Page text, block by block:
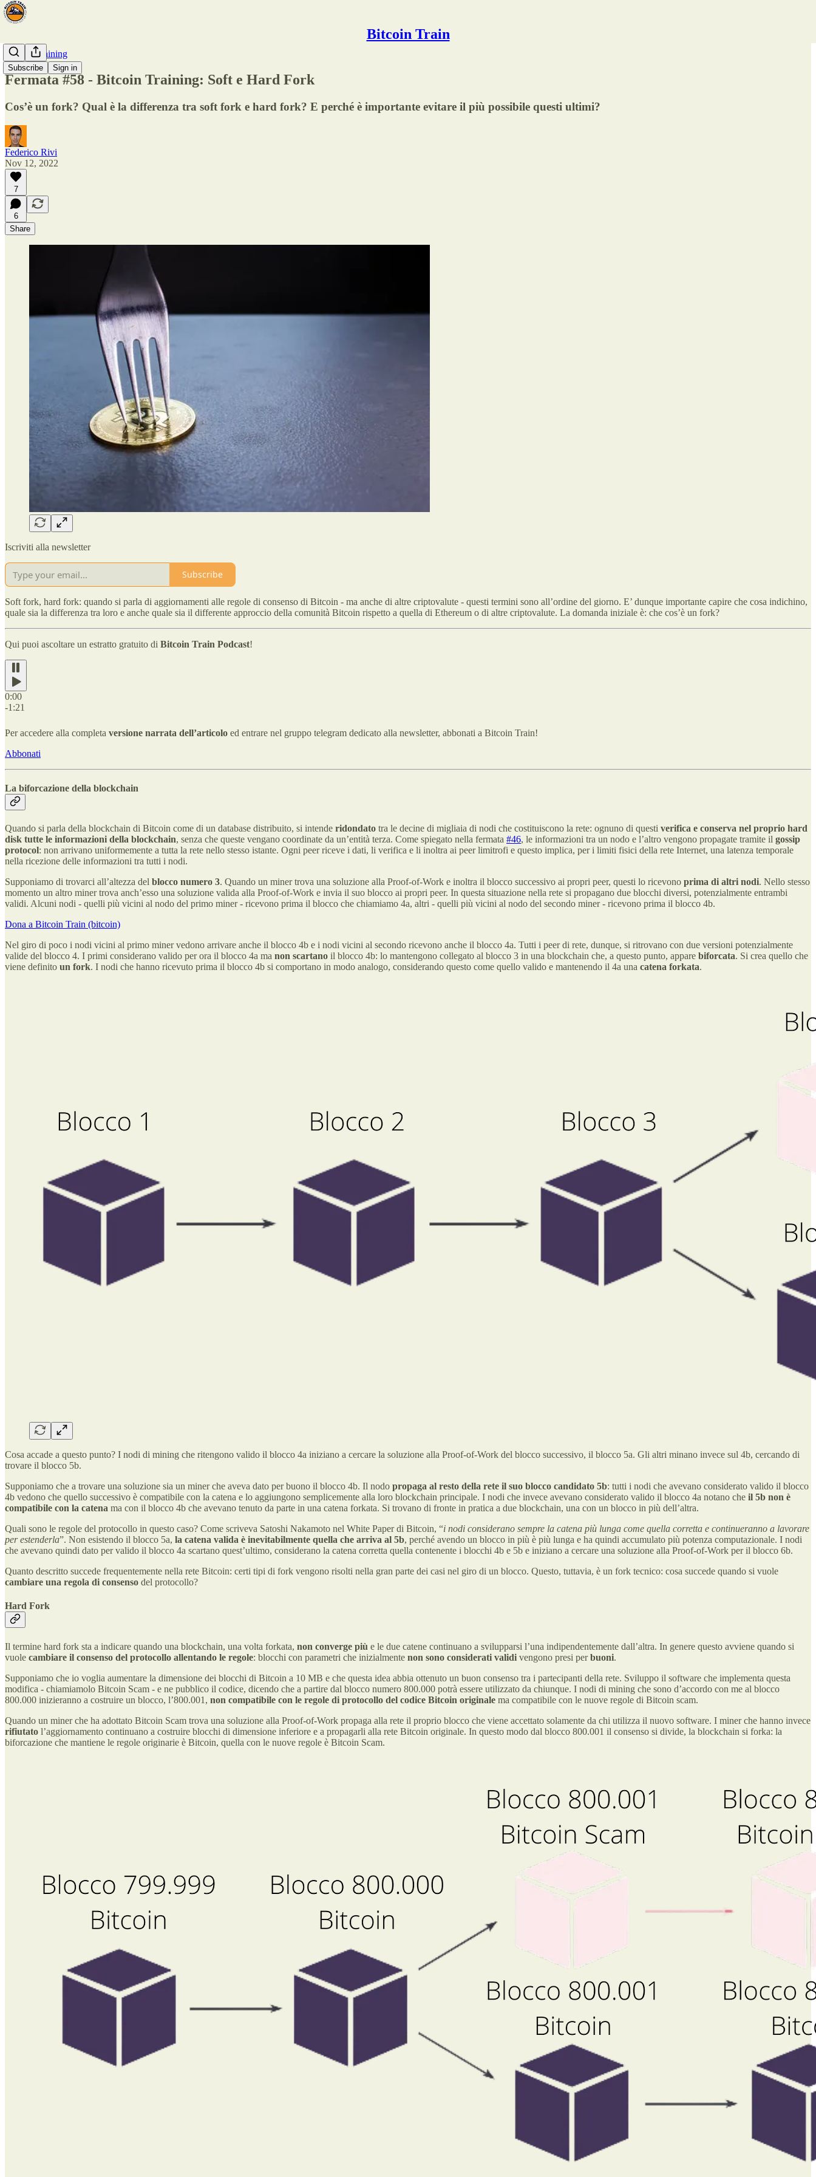
Bitcoin Train
Subscribe Sign in
Bitcoin Training
Fermata #58 - Bitcoin Training: Soft e Hard Fork
Cos’è un fork? Qual è la differenza tra soft fork e hard fork? E perché è importante evitare il più possibile questi ultimi?
Federico Rivi
Nov 12, 2022
7
6
Share
Iscriviti alla newsletter
Subscribe
Soft fork, hard fork: quando si parla di aggiornamenti alle regole di consenso di Bitcoin - ma anche di altre criptovalute - questi termini sono all’ordine del giorno. E’ dunque importante capire che cosa indichino,
quale sia la differenza tra loro e anche quale sia il differente approccio della comunità Bitcoin rispetto a quella di Ethereum o di altre criptovalute. La domanda iniziale è: che cos’è un fork?
Qui puoi ascoltare un estratto gratuito di Bitcoin Train Podcast!
0:00
-1:21
Per accedere alla completa versione narrata dell’articolo ed entrare nel gruppo telegram dedicato alla newsletter, abbonati a Bitcoin Train!
Abbonati
La biforcazione della blockchain
Quando si parla della blockchain di Bitcoin come di un database distribuito, si intende ridondato tra le decine di migliaia di nodi che costituiscono la rete: ognuno di questi verifica e conserva nel proprio hard
disk tutte le informazioni della blockchain, senza che queste vengano coordinate da un’entità terza. Come spiegato nella fermata #46, le informazioni tra un nodo e l’altro vengono propagate tramite il gossip
protocol: non arrivano uniformemente a tutta la rete nello stesso istante. Ogni peer riceve i dati, li verifica e li inoltra ai peer limitrofi e questo implica, per i limiti fisici della rete Internet, una latenza temporale
nella ricezione delle informazioni tra tutti i nodi.
Supponiamo di trovarci all’altezza del blocco numero 3. Quando un miner trova una soluzione alla Proof-of-Work e inoltra il blocco successivo ai propri peer, questi lo ricevono prima di altri nodi. Nello stesso
momento un altro miner trova anch’esso una soluzione valida alla Proof-of-Work e invia il suo blocco ai propri peer. In questa situazione nella rete si propagano due blocchi diversi, potenzialmente entrambi
validi. Alcuni nodi - quelli più vicini al nodo del primo miner - ricevono prima il blocco che chiamiamo 4a, altri - quelli più vicini al nodo del secondo miner - ricevono prima il blocco 4b.
Dona a Bitcoin Train (bitcoin)
Nel giro di poco i nodi vicini al primo miner vedono arrivare anche il blocco 4b e i nodi vicini al secondo ricevono anche il blocco 4a. Tutti i peer di rete, dunque, si ritrovano con due versioni potenzialmente
valide del blocco 4. I primi considerano valido per ora il blocco 4a ma non scartano il blocco 4b: lo mantengono collegato al blocco 3 in una blockchain che, a questo punto, appare biforcata. Si crea quello che
viene definito un fork. I nodi che hanno ricevuto prima il blocco 4b si comportano in modo analogo, considerando questo come quello valido e mantenendo il 4a una catena forkata.
Cosa accade a questo punto? I nodi di mining che ritengono valido il blocco 4a iniziano a cercare la soluzione alla Proof-of-Work del blocco successivo, il blocco 5a. Gli altri minano invece sul 4b, cercando di
trovare il blocco 5b.
Supponiamo che a trovare una soluzione sia un miner che aveva dato per buono il blocco 4b. Il nodo propaga al resto della rete il suo blocco candidato 5b: tutti i nodi che avevano considerato valido il blocco
4b vedono che quello successivo è compatibile con la catena e lo aggiungono semplicemente alla loro blockchain principale. I nodi che invece avevano considerato valido il blocco 4a notano che il 5b non è
compatibile con la catena ma con il blocco 4b che avevano tenuto da parte in una catena forkata. Si trovano di fronte in pratica a due blockchain, una con un blocco in più dell’altra.
Quali sono le regole del protocollo in questo caso? Come scriveva Satoshi Nakamoto nel White Paper di Bitcoin, “i nodi considerano sempre la catena più lunga come quella corretta e continueranno a lavorare
per estenderla”. Non esistendo il blocco 5a, la catena valida è inevitabilmente quella che arriva al 5b, perché avendo un blocco in più è più lunga e ha quindi accumulato più potenza computazionale. I nodi
che avevano quindi dato per valido il blocco 4a scartano quest’ultimo, considerano la catena corretta quella contenente i blocchi 4b e 5b e iniziano a cercare una soluzione alla Proof-of-Work per il blocco 6b.
Quanto descritto succede frequentemente nella rete Bitcoin: certi tipi di fork vengono risolti nella gran parte dei casi nel giro di un blocco. Questo, tuttavia, è un fork tecnico: cosa succede quando si vuole
cambiare una regola di consenso del protocollo?
Hard Fork
Il termine hard fork sta a indicare quando una blockchain, una volta forkata, non converge più e le due catene continuano a svilupparsi l’una indipendentemente dall’altra. In genere questo avviene quando si
vuole cambiare il consenso del protocollo allentando le regole: blocchi con parametri che inizialmente non sono considerati validi vengono presi perbuoni.
Supponiamo che io voglia aumentare la dimensione dei blocchi di Bitcoin a 10 MB e che questa idea abbia ottenuto un buon consenso tra i partecipanti della rete. Sviluppo il software che implementa questa
modifica - chiamiamolo Bitcoin Scam - e ne pubblico il codice, dicendo che a partire dal blocco numero 800.000 potrà essere utilizzato da chiunque. I nodi di mining che sono d’accordo con me al blocco
800.000 inizieranno a costruire un blocco, l’800.001, non compatibile con le regole di protocollo del codice Bitcoin originale ma compatibile con le nuove regole di Bitcoin scam.
Quando un miner che ha adottato Bitcoin Scam trova una soluzione alla Proof-of-Work propaga alla rete il proprio blocco che viene accettato solamente da chi utilizza il nuovo software. I miner che hanno invece
rifiutato l’aggiornamento continuano a costruire blocchi di dimensione inferiore e a propagarli alla rete Bitcoin originale. In questo modo dal blocco 800.001 il consenso si divide, la blockchain si forka: la
biforcazione che mantiene le regole originarie è Bitcoin, quella con le nuove regole è Bitcoin Scam.